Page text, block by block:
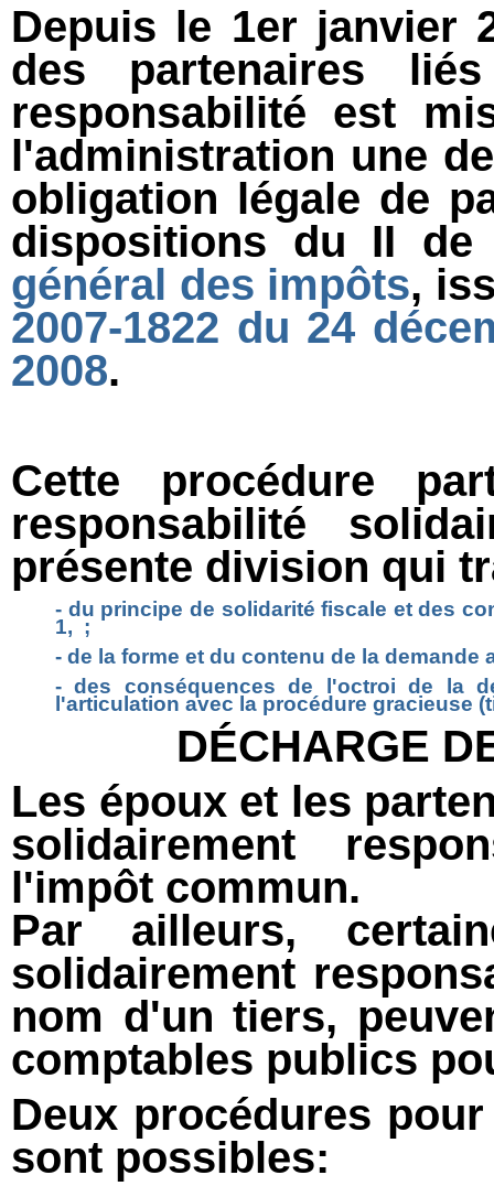
Depuis le 1er janvier
des partenaires
responsabilité est
l'administration une
obligation légale de
dispositions du II
général des impôts,
2007-1822 du 24
2008.
Cette procédure
responsabilité
présente division qui
- du principe de solidarité fiscale et des
1, ;
- de la forme et du contenu de la
- des conséquences de l'octroi de la
l'articulation avec la procédure gracieuse
DÉCHARGE
Les époux et les
solidairement
l'impôt commun.
Par ailleurs,
solidairement
nom d'un tiers,
comptables publics
Deux procédures
sont possibles: